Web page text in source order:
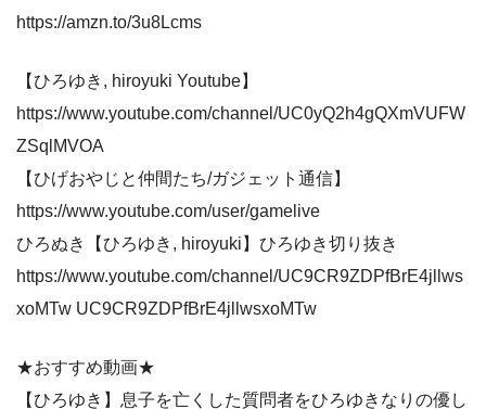
https://amzn.to/3u8Lcms
【ひろゆき, hiroyuki Youtube】
https://www.youtube.com/channel/UC0yQ2h4gQXmVUFW
ZSqlMVOA
【ひげおやじと仲間たち/ガジェット通信】
https://www.youtube.com/user/gamelive
ひろぬき【ひろゆき, hiroyuki】ひろゆき切り抜き
https://www.youtube.com/channel/UC9CR9ZDPfBrE4jllws
xoMTw UC9CR9ZDPfBrE4jllwsxoMTw
★おすすめ動画★
【ひろゆき】息子を亡くした質問者をひろゆきなりの優し